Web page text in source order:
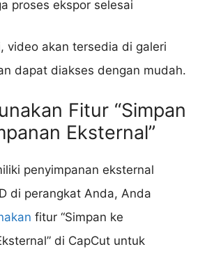
proses ekspor selesai
video akan tersedia di galeri
dapat diakses dengan mudah.
Fitur “Simpan
Eksternal”
penyimpanan eksternal
di perangkat Anda, Anda
fitur “Simpan ke
di CapCut untuk